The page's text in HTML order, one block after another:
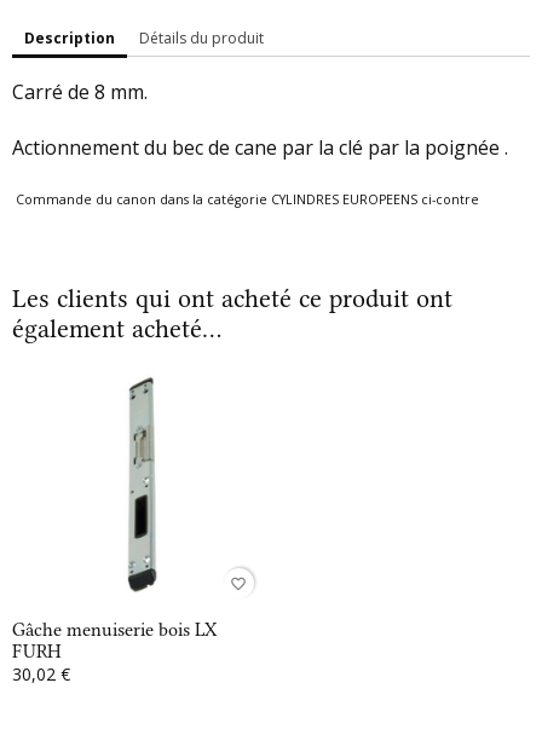
Description Détails du produit
Carré de 8 mm.
Actionnement du bec de cane par la clé par la poignée .
Commande du canon dans la catégorie CYLINDRES EUROPEENS ci-contre
Les clients qui ont acheté ce produit ont
également acheté...
favorite_border
Gâche menuiserie bois LX
FURH
30,02 €